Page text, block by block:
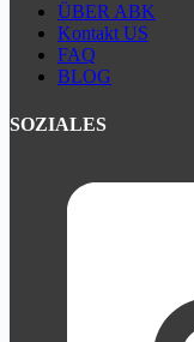
ÜBER ABK
Kontakt US
FAQ
BLOG
SOZIALES